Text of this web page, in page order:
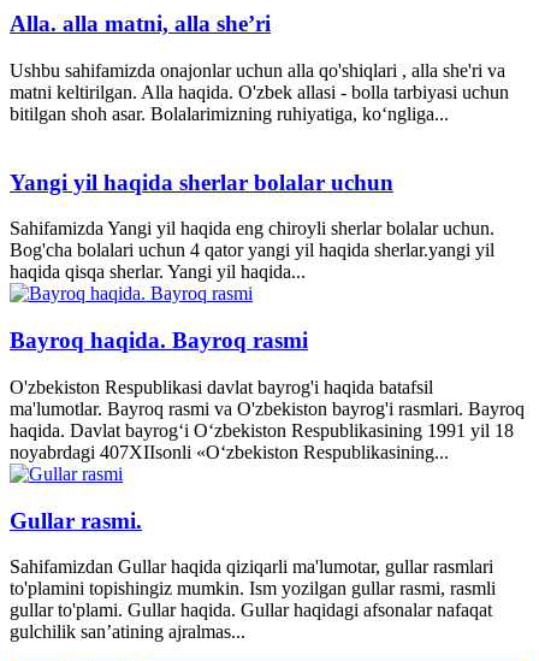
Alla. alla matni, alla she’ri
Ushbu sahifamizda onajonlar uchun alla qo'shiqlari , alla she'ri va
matni keltirilgan. Alla haqida. O'zbek allasi - bolla tarbiyasi uchun
bitilgan shoh asar. Bolalarimizning ruhiyatiga, ko‘ngliga...
Yangi yil haqida sherlar bolalar uchun
Sahifamizda Yangi yil haqida eng chiroyli sherlar bolalar uchun.
Bog'cha bolalari uchun 4 qator yangi yil haqida sherlar.yangi yil
haqida qisqa sherlar. Yangi yil haqida...
Bayroq haqida. Bayroq rasmi
O'zbekiston Respublikasi davlat bayrog'i haqida batafsil
ma'lumotlar. Bayroq rasmi va O'zbekiston bayrog'i rasmlari. Bayroq
haqida. Davlat bayrog‘i O‘zbekiston Respublikasining 1991 yil 18
noyabrdagi 407­XII­sonli «O‘zbekiston Respublikasining...
Gullar rasmi.
Sahifamizdan Gullar haqida qiziqarli ma'lumotar, gullar rasmlari
to'plamini topishingiz mumkin. Ism yozilgan gullar rasmi, rasmli
gullar to'plami. Gullar haqida. Gullar haqidagi afsonalar nafaqat
gulchilik san’atining ajralmas...